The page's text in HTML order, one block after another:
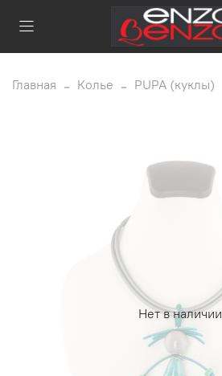
Главная Колье PUPA (куклы)
Нет в наличии